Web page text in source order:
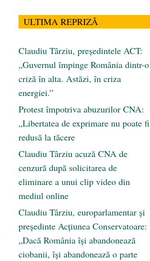
ULTIMA REPRIZĂ
Claudiu Târziu, președintele ACT:
„Guvernul împinge România dintr-o
criză în alta. Astăzi, în criza
energiei.”
Protest împotriva abuzurilor CNA:
„Libertatea de exprimare nu poate fi
redusă la tăcere
Claudiu Târziu acuză CNA de
cenzură după solicitarea de
eliminare a unui clip video din
mediul online
Claudiu Târziu, europarlamentar și
președinte Acțiunea Conservatoare:
„Dacă România își abandonează
ciobanii, își abandonează o parte